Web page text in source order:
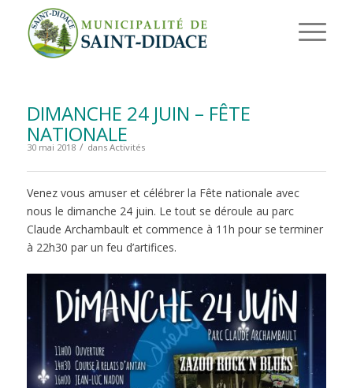
DIMANCHE 24 JUIN – FÊTE
NATIONALE
30 mai 2018 / dans Activités
Venez vous amuser et célébrer la Fête nationale avec
nous le dimanche 24 juin. Le tout se déroule au parc
Claude Archambault et commence à 11h pour se terminer
à 22h30 par un feu d’artifices.